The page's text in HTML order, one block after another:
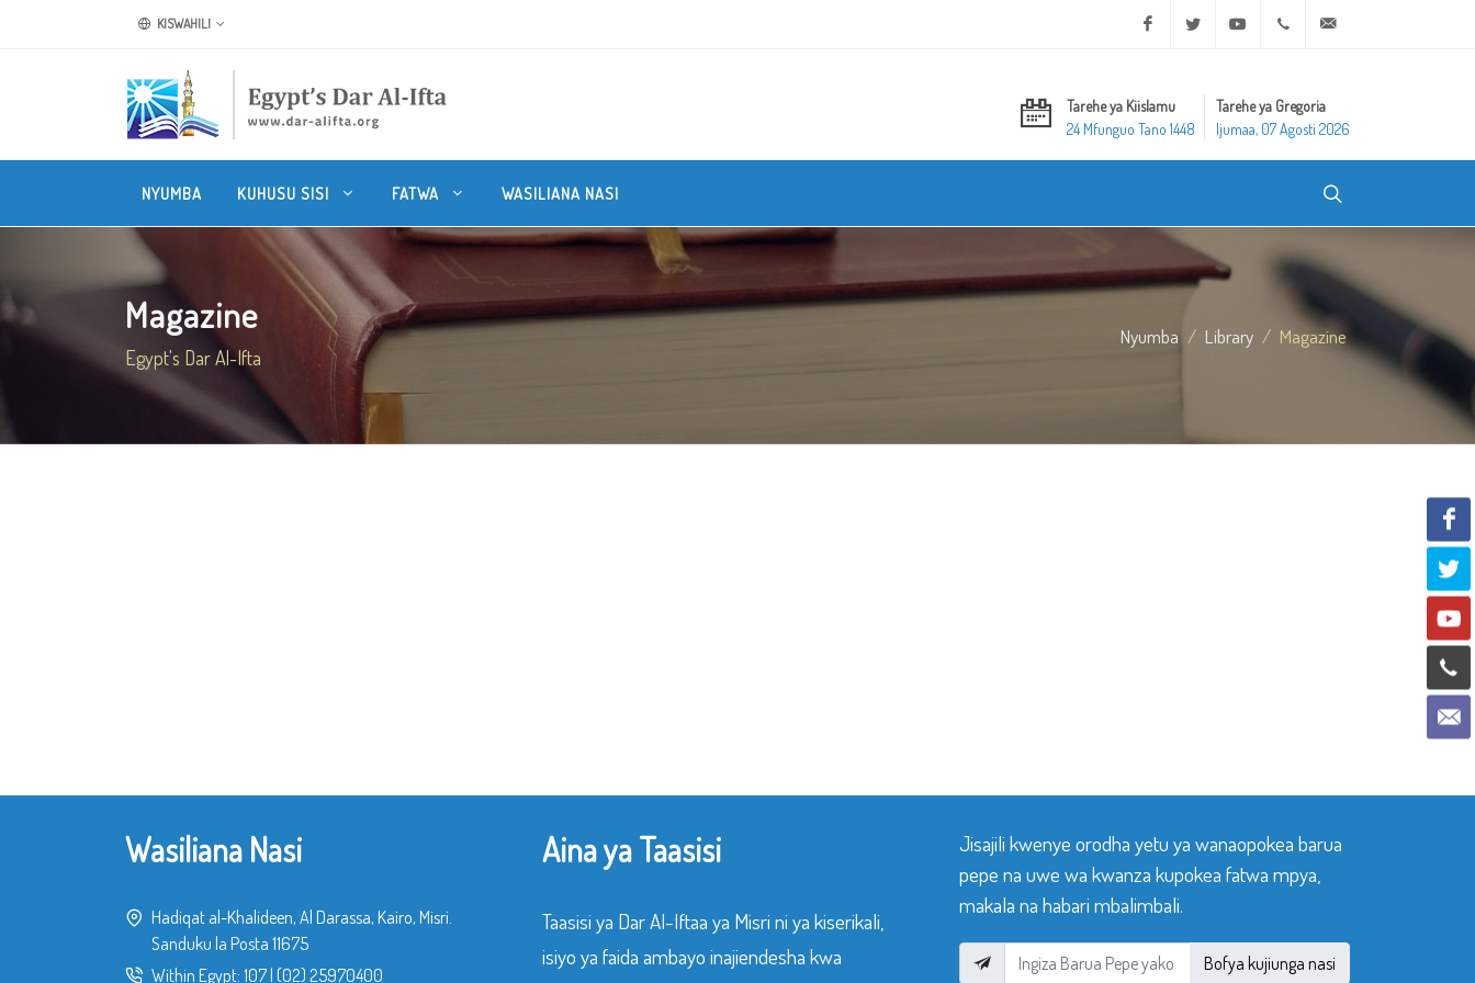
KISWAHILI Facebook Twitter Youtube +20 2 25970400
Tarehe ya Kiislamu
24 Mfunguo Tano 1448
Tarehe ya Gregoria
Ijumaa, 07 Agosti 2026
NYUMBA KUHUSU SISI FATWA WASILIANA NASI
Magazine
Egypt's Dar Al-Ifta
Nyumba Library Magazine
Wasiliana Nasi
Hadiqat al-Khalideen, Al Darassa, Kairo, Misri.
Sanduku la Posta 11675
Within Egypt: 107 (02) 25970400
Aina ya Taasisi
Taasisi ya Dar Al-Iftaa ya Misri ni ya kiserikali,
isiyo ya faida ambayo inajiendesha kwa
Jisajili kwenye orodha yetu ya wanaopokea barua
pepe na uwe wa kwanza kupokea fatwa mpya,
makala na habari mbalimbali.
Bofya kujiunga nasi